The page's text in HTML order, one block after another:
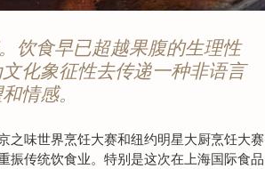
饮食早已超越果腹的生理性
化象征性去传递一种非语言
情感。
之味世界烹饪大赛和纽约明星大厨烹饪大赛
振传统饮食业。特别是这次在上海国际食品